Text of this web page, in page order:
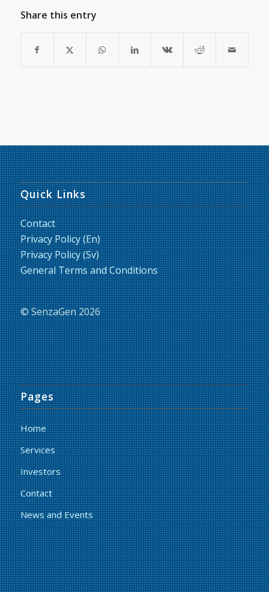
Share this entry
Quick Links
Contact
Privacy Policy (En)
Privacy Policy (Sv)
General Terms and Conditions
© SenzaGen 2026
Pages
Home
Services
Investors
Contact
News and Events